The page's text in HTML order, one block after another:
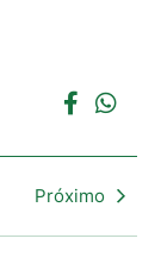
Próximo